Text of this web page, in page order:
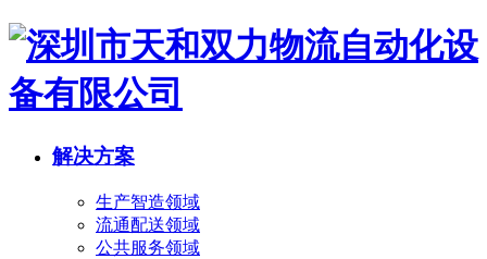
解决方案
生产智造领域
流通配送领域
公共服务领域